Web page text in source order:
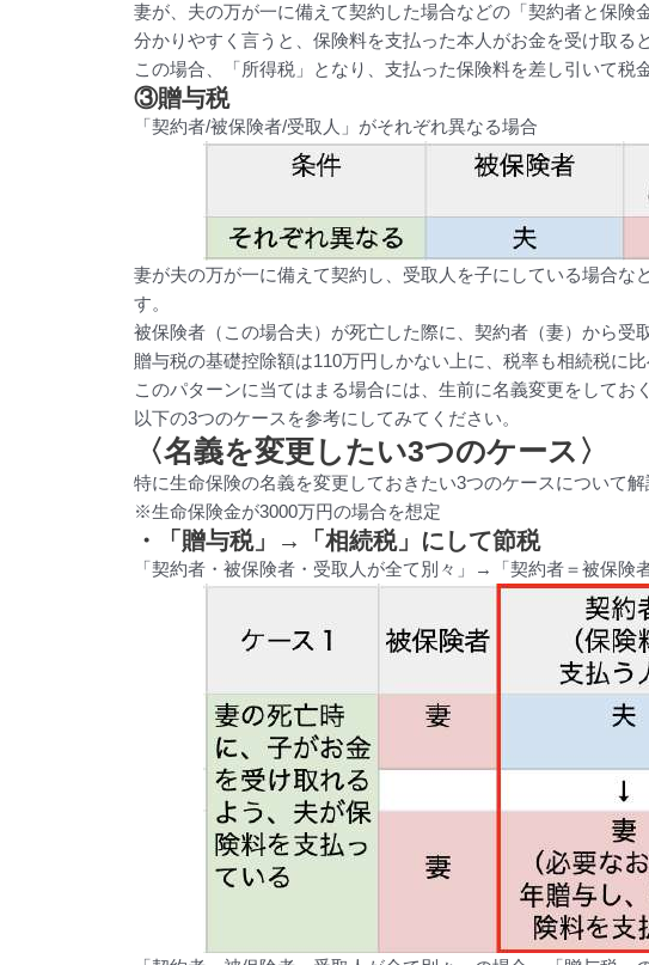
妻が、夫の万が一に備えて契約した場合などの「契約者と保険
分かりやすく言うと、保険料を支払った本人がお金を受け取る
この場合、「所得税」となり、支払った保険料を差し引いて税
③贈与税
「契約者/被保険者/受取人」がそれぞれ異なる場合
妻が夫の万が一に備えて契約し、受取人を子にしている場合
す。
被保険者（この場合夫）が死亡した際に、契約者（妻）から受
贈与税の基礎控除額は110万円しかない上に、税率も相続税に
このパターンに当てはまる場合には、生前に名義変更をしてお
以下の3つのケースを参考にしてみてください。
〈名義を変更したい3つのケース〉
特に生命保険の名義を変更しておきたい3つのケースについて解
※生命保険金が3000万円の場合を想定
・「贈与税」→「相続税」にして節税
「契約者・被保険者・受取人が全て別々」→「契約者＝被保険